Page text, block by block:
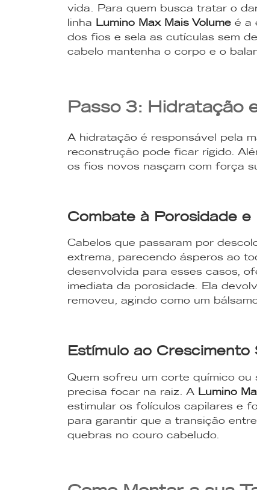
vida. Para quem busca tratar o
linha Lumino Max Mais Volume é a
dos fios e sela as cutículas sem
cabelo mantenha o corpo e o
Passo 3: Hidratação
A hidratação é responsável pela
reconstrução pode ficar rígido.
os fios novos nasçam com força
Combate à Porosidade
Cabelos que passaram por
extrema, parecendo ásperos ao
desenvolvida para esses casos,
imediata da porosidade. Ela
removeu, agindo como um
Estímulo ao Crescimento
Quem sofreu um corte químico
precisa focar na raiz. A Lumino
estimular os folículos capilares e
para garantir que a transição
quebras no couro cabeludo.